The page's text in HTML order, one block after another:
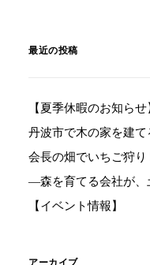
最近の投稿
【夏季休暇のお知らせ
丹波市で木の家を建
会長の畑でいちご狩り
―森を育てる会社が、
【イベント情報】
アーカイブ